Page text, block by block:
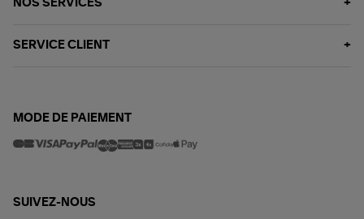
NOS SERVICES
SERVICE CLIENT
MODE DE PAIEMENT
SUIVEZ-NOUS